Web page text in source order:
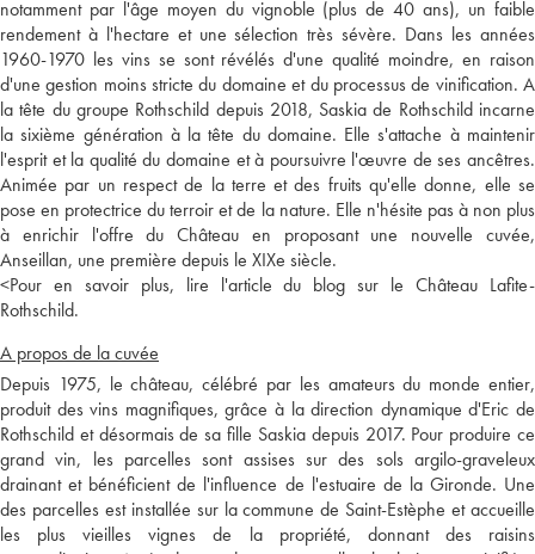
notamment par l'âge moyen du vignoble (plus de 40 ans), un faible
rendement à l'hectare et une sélection très sévère. Dans les années
1960-1970 les vins se sont révélés d'une qualité moindre, en raison
d'une gestion moins stricte du domaine et du processus de vinification. A
la tête du groupe Rothschild depuis 2018, Saskia de Rothschild incarne
la sixième génération à la tête du domaine. Elle s'attache à maintenir
l'esprit et la qualité du domaine et à poursuivre l'œuvre de ses ancêtres.
Animée par un respect de la terre et des fruits qu'elle donne, elle se
pose en protectrice du terroir et de la nature. Elle n'hésite pas à non plus
à enrichir l'offre du Château en proposant une nouvelle cuvée,
Anseillan, une première depuis le XIXe siècle.
<Pour en savoir plus, lire l'article du blog sur le Château Lafite-
Rothschild.
A propos de la cuvée
Depuis 1975, le château, célébré par les amateurs du monde entier,
produit des vins magnifiques, grâce à la direction dynamique d'Eric de
Rothschild et désormais de sa fille Saskia depuis 2017. Pour produire ce
grand vin, les parcelles sont assises sur des sols argilo-graveleux
drainant et bénéficient de l'influence de l'estuaire de la Gironde. Une
des parcelles est installée sur la commune de Saint-Estèphe et accueille
les plus vieilles vignes de la propriété, donnant des raisins